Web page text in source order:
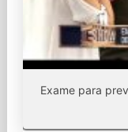
Exame para